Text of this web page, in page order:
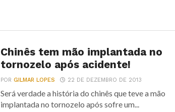
Chinês tem mão implantada no
tornozelo após acidente!
PORGILMAR LOPES 22 DE DEZEMBRO DE 2013
Será verdade a história do chinês que teve a mão
implantada no tornozelo após sofre um...